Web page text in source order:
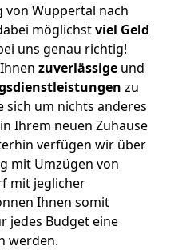
von Wuppertal nach
möglichstviel Geld
uns genau richtig!
zuverlässige und
zu
sich um nichts anderes
Ihrem neuen Zuhause
verfügen wir über
mit Umzügen von
mit jeglicher
Ihnen somit
jedes Budget eine
werden.